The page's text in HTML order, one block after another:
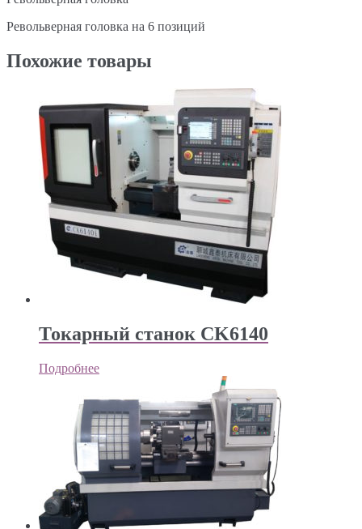
Револьверная головка на 6 позиций
Похожие товары
Токарный станок CK6140
Подробнее